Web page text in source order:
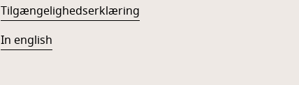
Tilgængelighedserklæring
In english